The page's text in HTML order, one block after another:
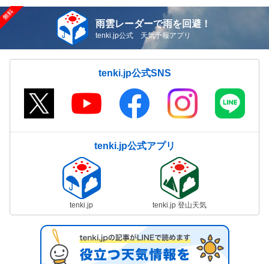
雨雲レーダーで雨を回避！
tenki.jp公式 天気予報アプリ
tenki.jp公式SNS
tenki.jp公式アプリ
tenki.jp tenki.jp 登山天気